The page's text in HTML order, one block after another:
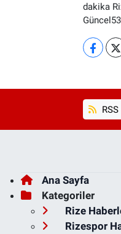
dakika
RSS
Ana Sayfa
Kategoriler
Rize
Rizespor